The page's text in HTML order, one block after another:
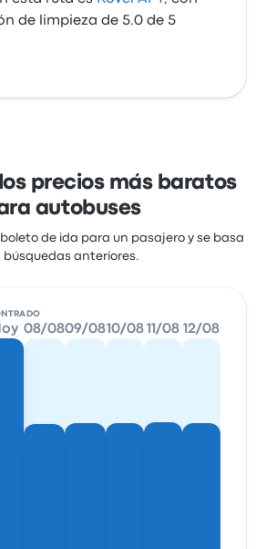
de limpieza de 5.0 de 5
precios más baratos
autobuses
de ida para un pasajero y se basa
búsquedas anteriores.
08/0809/0810/08 11/08 12/08